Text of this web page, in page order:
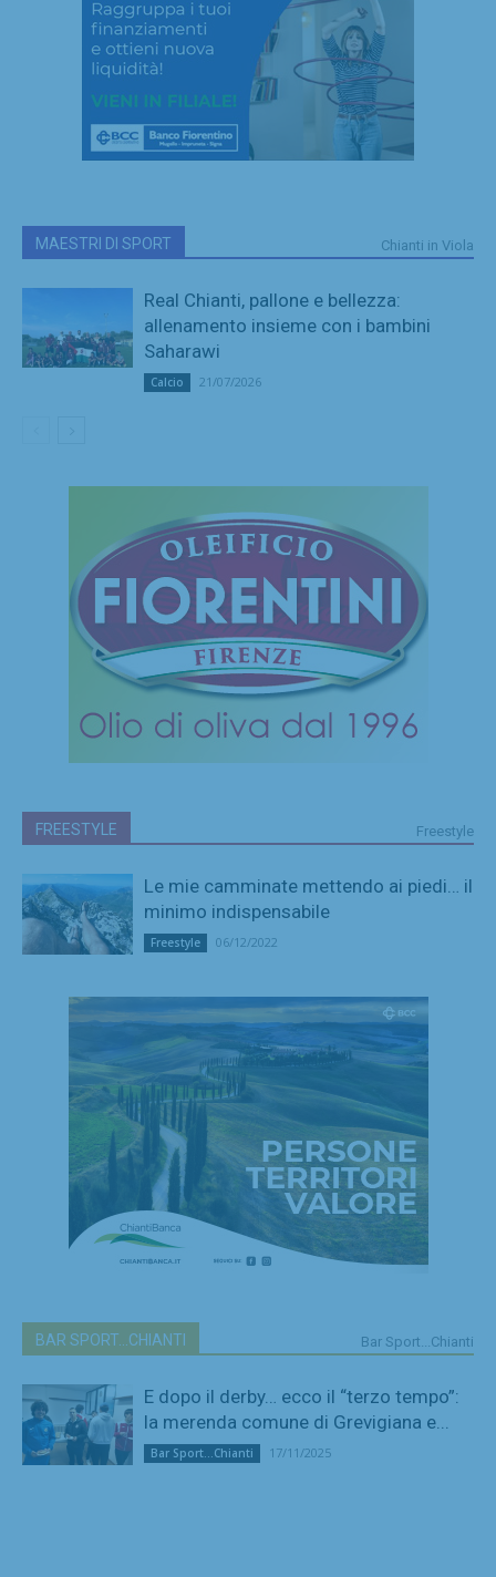
MAESTRI DI SPORT Chianti in Viola
Real Chianti, pallone e bellezza:
allenamento insieme con i bambini
Saharawi
Calcio 21/07/2026
FREESTYLE Freestyle
Le mie camminate mettendo ai piedi… il
minimo indispensabile
Freestyle 06/12/2022
BAR SPORT...CHIANTI Bar Sport...Chianti
E dopo il derby… ecco il “terzo tempo”:
la merenda comune di Grevigiana e...
Bar Sport...Chianti 17/11/2025